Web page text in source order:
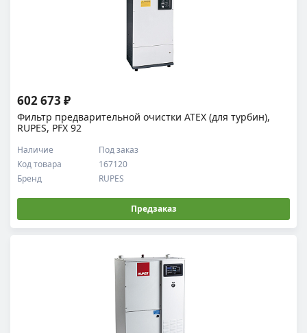
Фильтр предварительной очистки ATEX (для турбин),
RUPES, PFX 92
Код товара 167120
Наличие Под заказ
Бренд RUPES
602 673 ₽
Предзаказ